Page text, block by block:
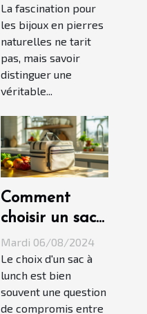
naturelle
La fascination pour
les bijoux en pierres
naturelles ne tarit
pas, mais savoir
distinguer une
véritable...
Comment
choisir un sac
à lunch qui
allie mode et
fonctionnalité
Mardi 06/08/2024
Le choix d'un sac à
lunch est bien
souvent une question
de compromis entre